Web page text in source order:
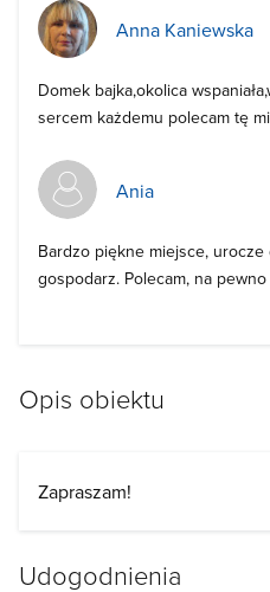
Anna Kaniewska
Domek bajka,okolica
sercem każdemu polecam tę
Ania
Bardzo piękne miejsce,
gospodarz. Polecam, na
Opis obiektu
Zapraszam!
Udogodnienia